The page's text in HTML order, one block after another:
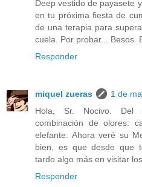
Deep vestido de payasete
en tu próxima fiesta de
de una terapia para
cuela. Por probar... Besos.
Responder
miquel zueras
1 de
Hola, Sr. Nocivo. Del
combinación de olores:
elefante. Ahora veré su
bien, es que desde que
tardo algo más en visitar
Responder